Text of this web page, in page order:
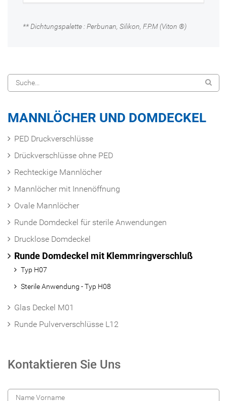
** Dichtungspalette : Perbunan, Silikon, F.P.M (Viton ®)
MANNLÖCHER UND DOMDECKEL
PED Druckverschlüsse
Drückverschlüsse ohne PED
Rechteckige Mannlöcher
Mannlöcher mit Innenöffnung
Ovale Mannlöcher
Runde Domdeckel für sterile Anwendungen
Drucklose Domdeckel
Runde Domdeckel mit Klemmringverschluß
Typ H07
Sterile Anwendung - Typ H08
Glas Deckel M01
Runde Pulververschlüsse L12
Kontaktieren Sie Uns